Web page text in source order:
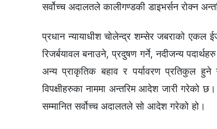
सर्वोच्च अदालतले कालीगण्डकी डाइभर्सन रोक्न
प्रधान न्यायाधीश चोलेन्द्र शम्सेर जबराको एकल
रिजर्बयावल बनाउने, प्रदुषण गर्ने, नदीजन्य
अन्य प्राकृतिक बहाव र पर्यावरण प्रतिकुल हुने
विपक्षीहरुका नाममा अन्तरिम आदेश जारी गरेको
सम्मानित सर्वोच्च अदालतले सो आदेश गरेको हो।